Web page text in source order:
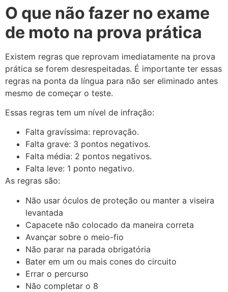
O que não fazer no exame
de moto na prova prática
Existem regras que reprovam imediatamente na prova
prática se forem desrespeitadas. É importante ter essas
regras na ponta da língua para não ser eliminado antes
mesmo de começar o teste.
Essas regras tem um nível de infração:
Falta gravíssima: reprovação.
Falta grave: 3 pontos negativos.
Falta média: 2 pontos negativos.
Falta leve: 1 ponto negativo.
As regras são:
Não usar óculos de proteção ou manter a viseira
levantada
Capacete não colocado da maneira correta
Avançar sobre o meio-fio
Não parar na parada obrigatória
Bater em um ou mais cones do circuito
Errar o percurso
Não completar o 8